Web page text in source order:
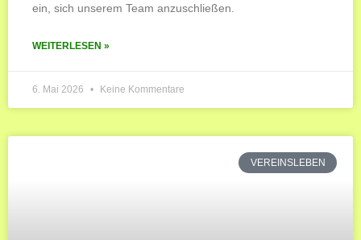
ein, sich unserem Team anzuschließen.
WEITERLESEN »
6. Mai 2026 Keine Kommentare
VEREINSLEBEN